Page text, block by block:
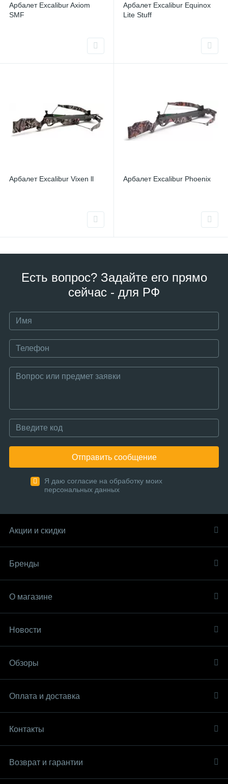
Арбалет Excalibur Axiom
SMF
Арбалет Excalibur Equinox
Lite Stuff
Арбалет Excalibur Vixen ll Арбалет Excalibur Phoenix
Есть вопрос? Задайте его прямо
сейчас - для РФ
Отправить сообщение
Я даю согласие на обработку моих
персональных данных
Акции и скидки
Бренды
О магазине
Новости
Обзоры
Оплата и доставка
Контакты
Возврат и гарантии